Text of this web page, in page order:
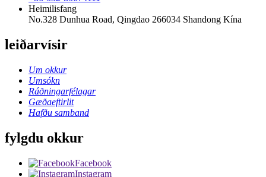
Heimilisfang
No.328 Dunhua Road, Qingdao 266034 Shandong Kína
leiðarvísir
Um okkur
Umsókn
Ráðningarfélagar
Gæðaeftirlit
Hafðu samband
fylgdu okkur
Facebook
Instagram